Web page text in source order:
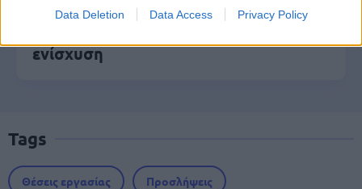
Data Deletion Data Access Privacy Policy
Market Pass 2026: Επανέρχεται το
ενίσχυση
Tags
Θέσεις εργασίας Προσλήψεις